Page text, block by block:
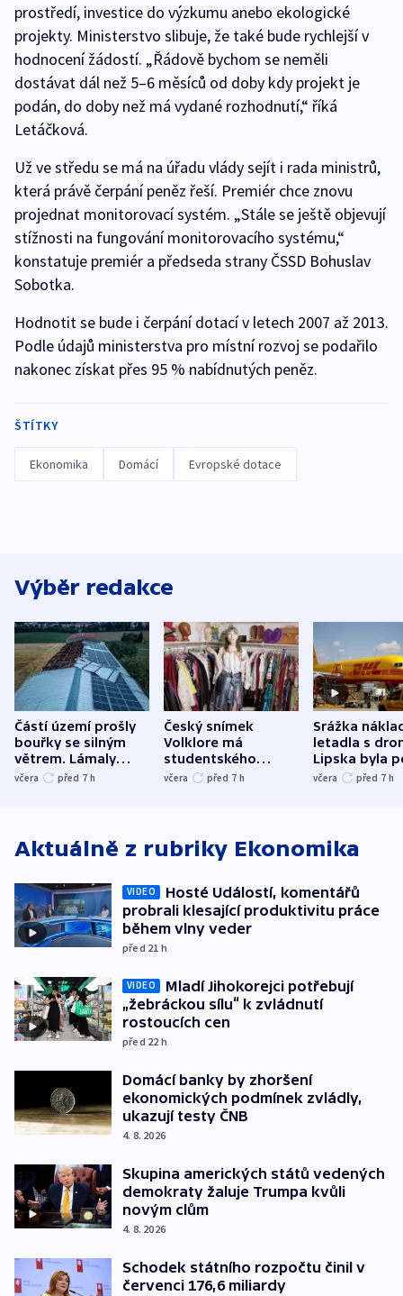
prostředí, investice do výzkumu anebo ekologické
projekty. Ministerstvo slibuje, že také bude rychlejší v
hodnocení žádostí. „Řádově bychom se neměli
dostávat dál než 5–6 měsíců od doby kdy projekt je
podán, do doby než má vydané rozhodnutí,“ říká
Letáčková.
Už ve středu se má na úřadu vlády sejít i rada ministrů,
která právě čerpání peněz řeší. Premiér chce znovu
projednat monitorovací systém. „Stále se ještě objevují
stížnosti na fungování monitorovacího systému,“
konstatuje premiér a předseda strany ČSSD Bohuslav
Sobotka.
Hodnotit se bude i čerpání dotací v letech 2007 až 2013.
Podle údajů ministerstva pro místní rozvoj se podařilo
nakonec získat přes 95 % nabídnutých peněz.
ŠTÍTKY
Ekonomika Domácí Evropské dotace
Výběr redakce
Částí území prošly
bouřky se silným
větrem. Lámaly
stromy a poničily
včera před 7 h
Český snímek
Volklore má
studentského
Oscara, zabojuje o
včera před 7 h
Srážka
letadla s
Lipska byla
německého
včera před 7 h
Aktuálně z rubriky Ekonomika
VIDEO
Hosté Událostí, komentářů
probrali klesající produktivitu práce
během vlny veder
před 21 h
VIDEO
Mladí Jihokorejci potřebují
„žebráckou sílu“ k zvládnutí
rostoucích cen
před 22 h
Domácí banky by zhoršení
ekonomických podmínek zvládly,
ukazují testy ČNB
4. 8. 2026
Skupina amerických států vedených
demokraty žaluje Trumpa kvůli
novým clům
4. 8. 2026
Schodek státního rozpočtu činil v
červenci 176,6 miliardy